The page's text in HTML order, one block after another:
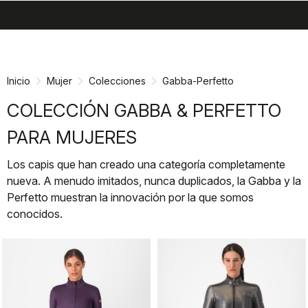
navegación
Inicio Mujer Colecciones Gabba-Perfetto
COLECCIÓN GABBA & PERFETTO
PARA MUJERES
Los capis que han creado una categoría completamente
nueva. A menudo imitados, nunca duplicados, la Gabba y la
Perfetto muestran la innovación por la que somos
conocidos.